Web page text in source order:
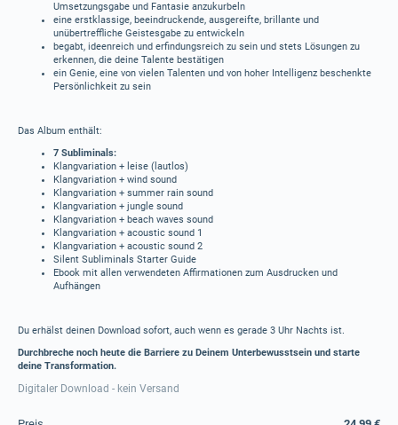
Umsetzungsgabe und Fantasie anzukurbeln
eine erstklassige, beeindruckende, ausgereifte, brillante und
unübertreffliche Geistesgabe zu entwickeln
begabt, ideenreich und erfindungsreich zu sein und stets Lösungen zu
erkennen, die deine Talente bestätigen
ein Genie, eine von vielen Talenten und von hoher Intelligenz beschenkte
Persönlichkeit zu sein
Das Album enthält:
7 Subliminals:
Klangvariation + leise (lautlos)
Klangvariation + wind sound
Klangvariation + summer rain sound
Klangvariation + jungle sound
Klangvariation + beach waves sound
Klangvariation + acoustic sound 1
Klangvariation + acoustic sound 2
Silent Subliminals Starter Guide
Ebook mit allen verwendeten Affirmationen zum Ausdrucken und
Aufhängen
Du erhälst deinen Download sofort, auch wenn es gerade 3 Uhr Nachts ist.
Durchbreche noch heute die Barriere zu Deinem Unterbewusstsein und starte
deine Transformation.
Digitaler Download - kein Versand